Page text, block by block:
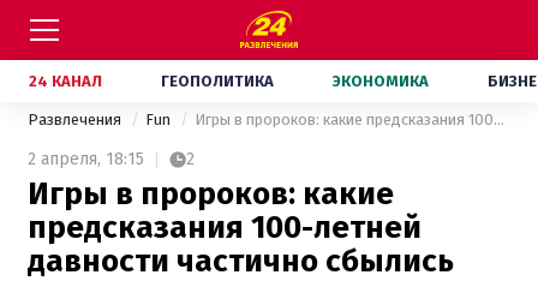
24 КАНАЛ ГЕОПОЛИТИКА ЭКОНОМИКА
Развлечения Fun Игры в пророков: какие предсказания 100-летней давности частично сбылись
2 апреля, 18:15 2
Игры в пророков: какие
предсказания 100-летней
давности частично сбылись